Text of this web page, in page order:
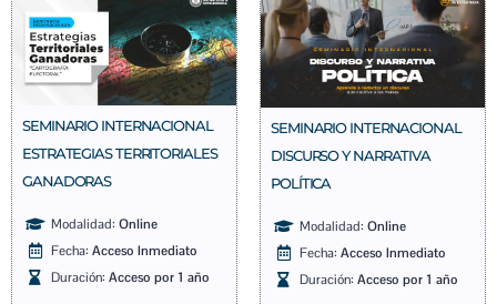
SEMINARIO INTERNACIONAL
ESTRATEGIAS TERRITORIALES
GANADORAS
Modalidad: Online
Fecha: Acceso Inmediato
Duración: Acceso por 1 año
SEMINARIO INTERNACIONAL
DISCURSO Y NARRATIVA
POLÍTICA
Modalidad: Online
Fecha: Acceso Inmediato
Duración: Acceso por 1 año